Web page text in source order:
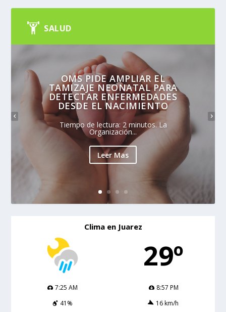
SALUD
OMS PIDE AMPLIAR EL
TAMIZAJE NEONATAL PARA
DETECTAR ENFERMEDADES
DESDE EL NACIMIENTO
Tiempo de lectura: 2 minutos. La
Organización...
Leer Mas
Clima en Juarez
29º
7:25 AM
8:57 PM
41%
16 km/h